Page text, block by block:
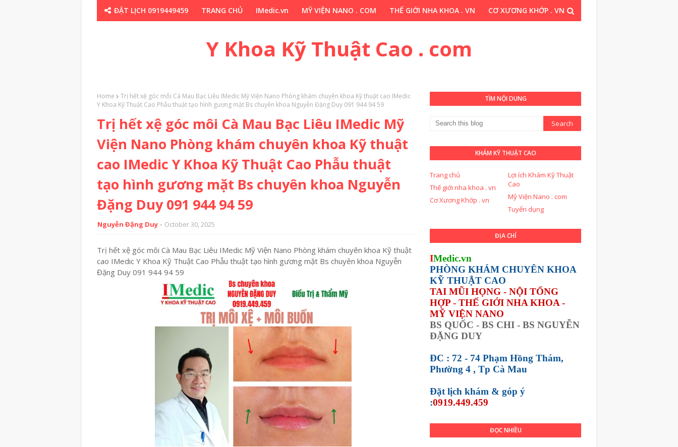
ĐẶT LỊCH 0919449459 TRANG CHỦ IMedic.vn MỸ VIỆN NANO . COM THẾ GIỚI NHA KHOA . VN CƠ XƯƠNG KHỚP . VN
Y Khoa Kỹ Thuật Cao . com
Home
Trị hết xệ góc môi Cà Mau Bạc Liêu IMedic Mỹ Viện Nano Phòng khám chuyên khoa Kỹ thuật cao IMedic
Y Khoa Kỹ Thuật Cao Phẫu thuật tạo hình gương mặt Bs chuyên khoa Nguyễn Đặng Duy 091 944 94 59
Trị hết xệ góc môi Cà Mau Bạc Liêu IMedic Mỹ
Viện Nano Phòng khám chuyên khoa Kỹ thuật
cao IMedic Y Khoa Kỹ Thuật Cao Phẫu thuật
tạo hình gương mặt Bs chuyên khoa Nguyễn
Đặng Duy 091 944 94 59
Nguyễn Đặng Duy October 30, 2025
Trị hết xệ góc môi Cà Mau Bạc Liêu IMedic Mỹ Viện Nano Phòng khám chuyên khoa Kỹ thuật
cao IMedic Y Khoa Kỹ Thuật Cao Phẫu thuật tạo hình gương mặt Bs chuyên khoa Nguyễn
Đặng Duy 091 944 94 59
TÌM NỘI DUNG
KHÁM KỸ THUẬT CAO
Trang chủ
Lợi ích Khám Kỹ Thuật
Cao
Thế giới nha khoa . vn
Mỹ Viện Nano . com
Cơ Xương Khớp . vn
Tuyển dụng
ĐỊA CHỈ
IMedic.vn
PHÒNG KHÁM CHUYÊN KHOA
KỸ THUẬT CAO
TAI MŨI HỌNG - NỘI TỔNG
HỢP - THẾ GIỚI NHA KHOA -
MỸ VIỆN NANO
BS QUỐC - BS CHI - BS NGUYỄN
ĐẶNG DUY
ĐC : 72 - 74 Phạm Hồng Thám,
Phường 4 , Tp Cà Mau
Đặt lịch khám & góp ý
:0919.449.459
ĐỌC NHIỀU